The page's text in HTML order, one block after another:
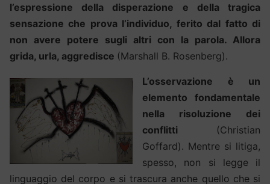
l’espressione della disperazione e della tragica
sensazione che prova l’individuo, ferito dal fatto di
non avere potere sugli altri con la parola. Allora
grida, urla, aggredisce (Marshall B. Rosenberg).
L’osservazione è un
elemento fondamentale
nella risoluzione dei
conflitti (Christian
Goffard). Mentre si litiga,
spesso, non si legge il
linguaggio del corpo e si trascura anche quello che si